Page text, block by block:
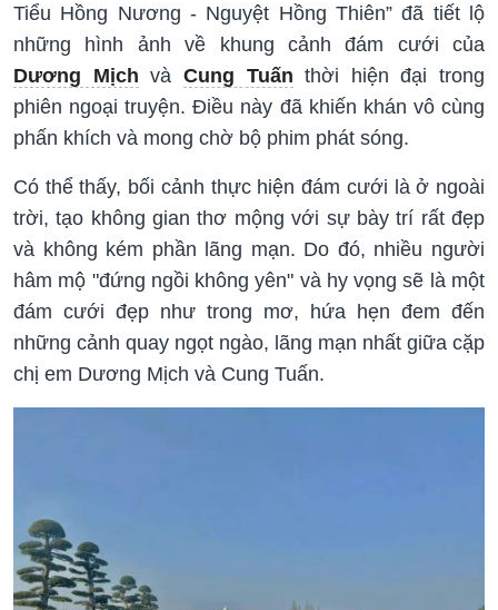
Tiểu Hồng Nương - Nguyệt Hồng Thiên” đã tiết lộ
những hình ảnh về khung cảnh đám cưới của
Dương Mịch và Cung Tuấn thời hiện đại trong
phiên ngoại truyện. Điều này đã khiến khán vô cùng
phấn khích và mong chờ bộ phim phát sóng.
Có thể thấy, bối cảnh thực hiện đám cưới là ở ngoài
trời, tạo không gian thơ mộng với sự bày trí rất đẹp
và không kém phần lãng mạn. Do đó, nhiều người
hâm mộ "đứng ngồi không yên" và hy vọng sẽ là một
đám cưới đẹp như trong mơ, hứa hẹn đem đến
những cảnh quay ngọt ngào, lãng mạn nhất giữa cặp
chị em Dương Mịch và Cung Tuấn.